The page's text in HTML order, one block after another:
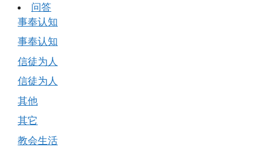
问答
事奉认知
事奉认知
信徒为人
信徒为人
其他
其它
教会生活